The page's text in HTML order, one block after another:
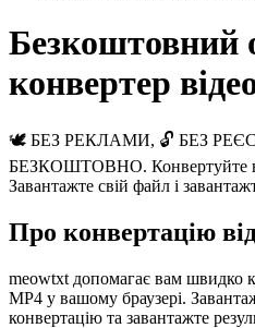
Безкоштовний
конвертер
🕊️ БЕЗ РЕКЛАМИ, 🔓 БЕЗ
БЕЗКОШТОВНО. Конвертуйте
Завантажте свій файл і
Про конвертацію
meowtxt допомагає вам швидко
MP4 у вашому браузері.
конвертацію та завантажте